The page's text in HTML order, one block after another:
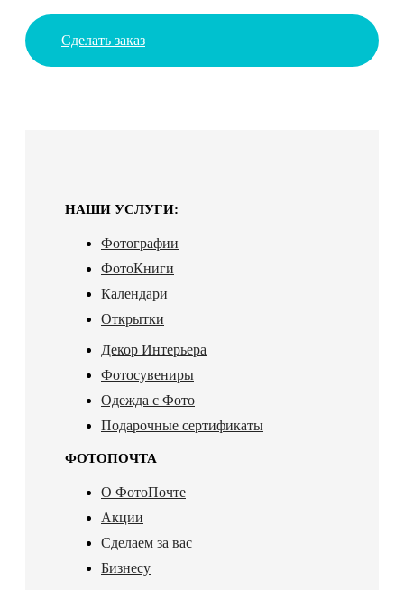
Сделать заказ
НАШИ УСЛУГИ:
Фотографии
ФотоКниги
Календари
Открытки
Декор Интерьера
Фотосувениры
Одежда с Фото
Подарочные сертификаты
ФОТОПОЧТА
О ФотоПочте
Акции
Сделаем за вас
Бизнесу